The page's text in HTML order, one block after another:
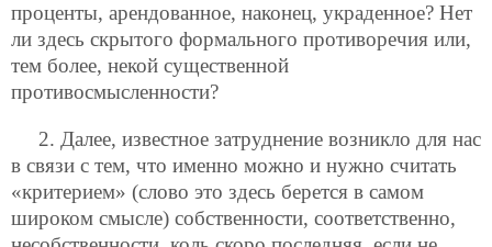
проценты, арендованное, наконец, украденное? Нет
ли здесь скрытого формального противоречия или,
тем более, некой существенной
противосмысленности?
2. Далее, известное затруднение возникло для нас
в связи с тем, что именно можно и нужно считать
«критерием» (слово это здесь берется в самом
широком смысле) собственности, соответственно,